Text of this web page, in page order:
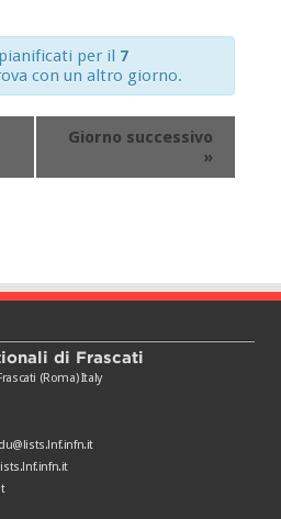
per il 7
con un altro giorno.
Giorno successivo
»
di Frascati
(Roma) Italy